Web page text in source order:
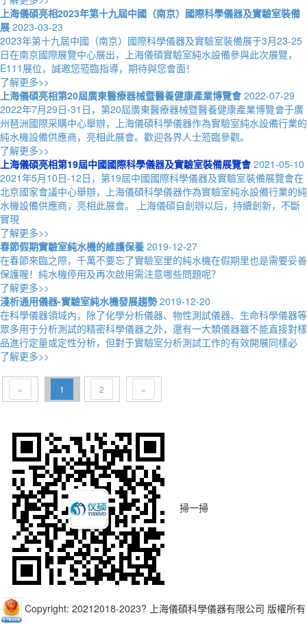
上海儀碩亮相2023年第十九屆中國（南京）國際科學儀器及實驗室裝備
展 2023-03-23
2023年第十九屆中國（南京）國際科學儀器及實驗室裝備展于3月23-25
日在南京國際展覽中心展出，上海儀碩實驗室純水設備參與此次展覽，
E111展位，誠邀您蒞臨指導，期待與您會面！
了解更多>>
上海儀碩亮相第20屆廣東醫療器械暨醫養健康產業博覽會2022-07-29
2022年7月29日-31日，第20屆廣東醫療器械暨醫養健康產業博覽會于廣
州琶洲國際采購中心舉辦，上海儀碩科學儀器作為實驗室純水設備行業的
純水機設備供應商，亮相此展會。歡迎各界人士蒞臨參觀。
了解更多>>
上海儀碩亮相第19屆中國國際科學儀器及實驗室裝備展覽會2021-05-10
2021年5月10日-12日，第19屆中國國際科學儀器及實驗室裝備展覽會在
北京國家會議中心舉辦，上海儀碩科學儀器作為實驗室純水設備行業的純
水機設備供應商，亮相此展會。 上海儀碩自創辦以后，持續創新，不斷
實現
了解更多>>
春節假期實驗室純水機的維護保養 2019-12-27
在春節來臨之際，千萬不要忘了實驗室里的純水機在假期里也是需要妥善
保護喔！純水機停用及再次啟用需注意哪些問題呢？
了解更多>>
淺析通用儀器-實驗室純水機發展趨勢2019-12-20
在科學儀器領域內，除了化學分析儀器、物性測試儀器、生命科學儀器等
眾多用于分析測試的精密科學儀器之外，還有一大類儀器雖不能直接對樣
品進行定量或定性分析，但對于實驗室分析測試工作的有效開展同樣必
了解更多>>
« 1 2 »
掃一掃
Copyright: 20212018-2023? 上海儀碩科學儀器有限公司 版權所有